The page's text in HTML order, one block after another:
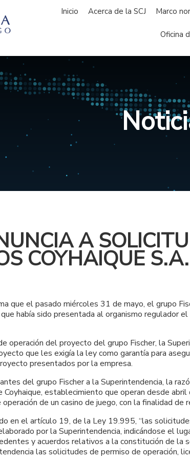
Inicio Acerca de la SCJ Marco
Oficina
A
COYHAIQUE S.A.
que el pasado miércoles 31 de mayo, el grupo
había sido presentada al organismo
operación del proyecto del grupo Fischer, la
que les exigía la ley como garantía para
presentados por la empresa.
del grupo Fischer a la Superintendencia, la
establecimiento que operan desde
de un casino de juego, con la finalidad
en el artículo 19, de la Ley 19.995, “las
por la Superintendencia, indicándose el
y acuerdos relativos a la constitución de
las solicitudes de permiso de operación,